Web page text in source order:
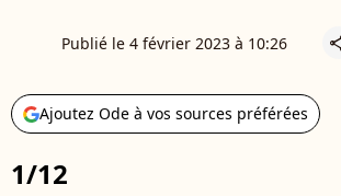
Publié le 4 février 2023 à 10:26
Ajoutez Ode à vos sources préférées
1/12